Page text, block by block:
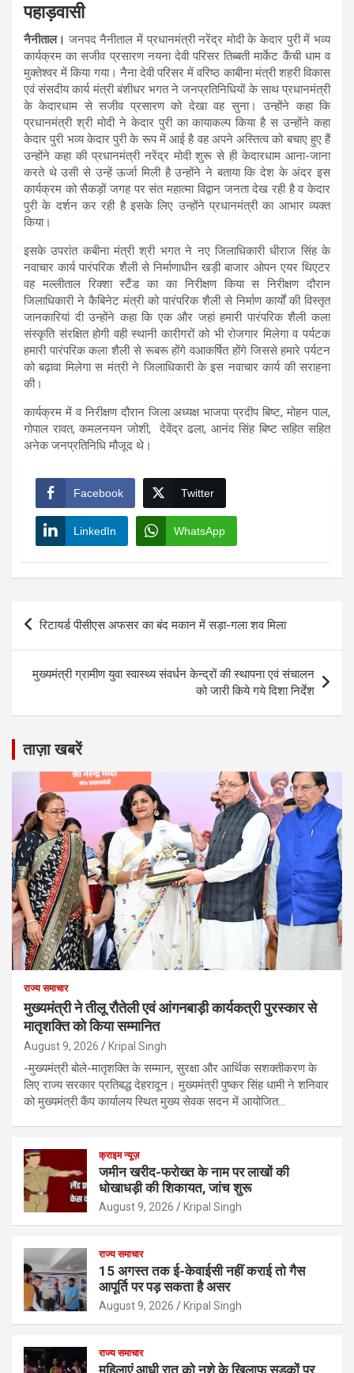
पहाड़वासी
नैनीताल। जनपद नैनीताल में प्रधानमंत्री नरेंद्र मोदी के केदार पुरी में भव्य
कार्यक्रम का सजीव प्रसारण नयना देवी परिसर तिब्बती मार्केट कैंची धाम व
मुक्तेश्वर में किया गया। नैना देवी परिसर में वरिष्ठ काबीना मंत्री शहरी विकास
एवं संसदीय कार्य मंत्री बंशीधर भगत ने जनप्रतिनिधियों के साथ प्रधानमंत्री
के केदारधाम से सजीव प्रसारण को देखा वह सुना। उन्होंने कहा कि
प्रधानमंत्री श्री मोदी ने केदार पुरी का कायाकल्प किया है स उन्होंने कहा
केदार पुरी भव्य केदार पुरी के रूप में आई है वह अपने अस्तित्व को बचाए हुए हैं
उन्होंने कहा की प्रधानमंत्री नरेंद्र मोदी शुरू से ही केदारधाम आना-जाना
करते थे उसी से उन्हें ऊर्जा मिली है उन्होंने ने बताया कि देश के अंदर इस
कार्यक्रम को सैकड़ों जगह पर संत महात्मा विद्वान जनता देख रही है व केदार
पुरी के दर्शन कर रही है इसके लिए उन्होंने प्रधानमंत्री का आभार व्यक्त
किया।
इसके उपरांत कबीना मंत्री श्री भगत ने नए जिलाधिकारी धीराज सिंह के
नवाचार कार्य पारंपरिक शैली से निर्माणाधीन खड़ी बाजार ओपन एयर थिएटर
वह मल्लीताल रिक्शा स्टैंड का का निरीक्षण किया स निरीक्षण दौरान
जिलाधिकारी ने कैबिनेट मंत्री को पारंपरिक शैली से निर्माण कार्यों की विस्तृत
जानकारियां दी उन्होंने कहा कि एक और जहां हमारी पारंपरिक शैली कला
संस्कृति संरक्षित होगी वही स्थानी कारीगरों को भी रोजगार मिलेगा व पर्यटक
हमारी पारंपरिक कला शैली से रूबरू होंगे वआकर्षित होंगे जिससे हमारे पर्यटन
को बढ़ावा मिलेगा स मंत्री ने जिलाधिकारी के इस नवाचार कार्य की सराहना
की।
कार्यक्रम में व निरीक्षण दौरान जिला अध्यक्ष भाजपा प्रदीप बिष्ट, मोहन पाल,
गोपाल रावत, कमलनयन जोशी, देवेंद्र ढला, आनंद सिंह बिष्ट सहित सहित
अनेक जनप्रतिनिधि मौजूद थे।
Facebook Twitter
LinkedIn WhatsApp
Post
navigation
रिटायर्ड पीसीएस अफसर का बंद मकान में सड़ा-गला शव मिला
मुख्यमंत्री ग्रामीण युवा स्वास्थ्य संवर्धन केन्द्रों की स्थापना एवं संचालन
को जारी किये गये दिशा निर्देश
ताज़ा खबरें
राज्य समाचार
मुख्यमंत्री ने तीलू रौतेली एवं आंगनबाड़ी कार्यकत्री पुरस्कार से
मातृशक्ति को किया सम्मानित
August 9, 2026 Kripal Singh
-मुख्यमंत्री बोले-मातृशक्ति के सम्मान, सुरक्षा और आर्थिक सशक्तीकरण के
लिए राज्य सरकार प्रतिबद्ध देहरादून। मुख्यमंत्री पुष्कर सिंह धामी ने शनिवार
को मुख्यमंत्री कैंप कार्यालय स्थित मुख्य सेवक सदन में आयोजित…
क्राइम न्यूज़
जमीन खरीद-फरोख्त के नाम पर लाखों की
धोखाधड़ी की शिकायत, जांच शुरू
August 9, 2026 Kripal Singh
राज्य समाचार
15 अगस्त तक ई-केवाईसी नहीं कराई तो गैस
आपूर्ति पर पड़ सकता है असर
August 9, 2026 Kripal Singh
राज्य समाचार
महिलाएं आधी रात को नशे के खिलाफ सड़कों पर